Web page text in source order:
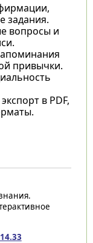
задания.
вопросы и
привычки.
в PDF,